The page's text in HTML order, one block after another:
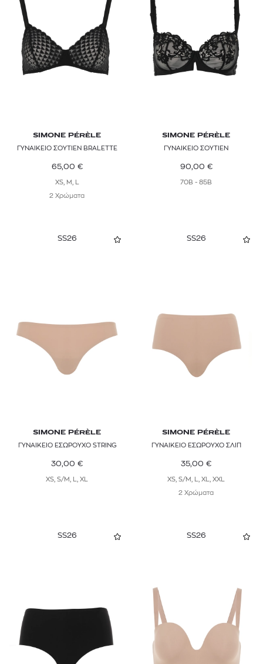
SIMONE PÉRÈLE
ΓΥΝΑΙΚΕΙΟ ΣΟΥΤΙΕΝ BRALETTE
65,00 €
XS, M, L
2 Χρώματα
SIMONE PÉRÈLE
ΓΥΝΑΙΚΕΙΟ ΣΟΥΤΙΕΝ
90,00 €
70B - 85B
SS26
SIMONE PÉRÈLE
ΓΥΝΑΙΚΕΙΟ ΕΣΩΡΟΥΧΟ STRING
30,00 €
XS, S/M, L, XL
SS26
SIMONE PÉRÈLE
ΓΥΝΑΙΚΕΙΟ ΕΣΩΡΟΥΧΟ ΣΛΙΠ
35,00 €
XS, S/M, L, XL, XXL
2 Χρώματα
SS26 SS26